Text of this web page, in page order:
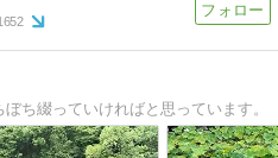
ち綴っていければと思っています。